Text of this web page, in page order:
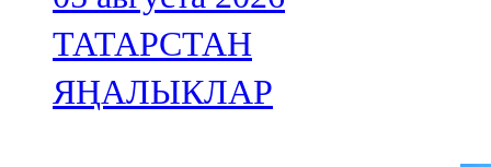
ТАТАРСТАН
ЯҢАЛЫКЛАР